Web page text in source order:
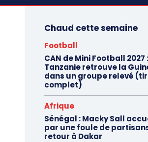
Chaud cette semaine
Football
CAN de Mini Football 2027
Tanzanie retrouve la
dans un groupe relevé
complet)
Afrique
Sénégal : Macky Sall
par une foule de
retour à Dakar